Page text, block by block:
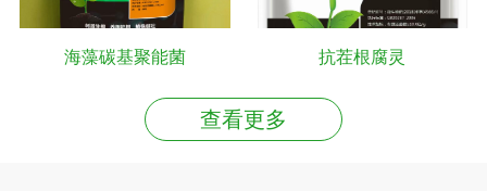
海藻碳基聚能菌 抗茬根腐灵
查看更多